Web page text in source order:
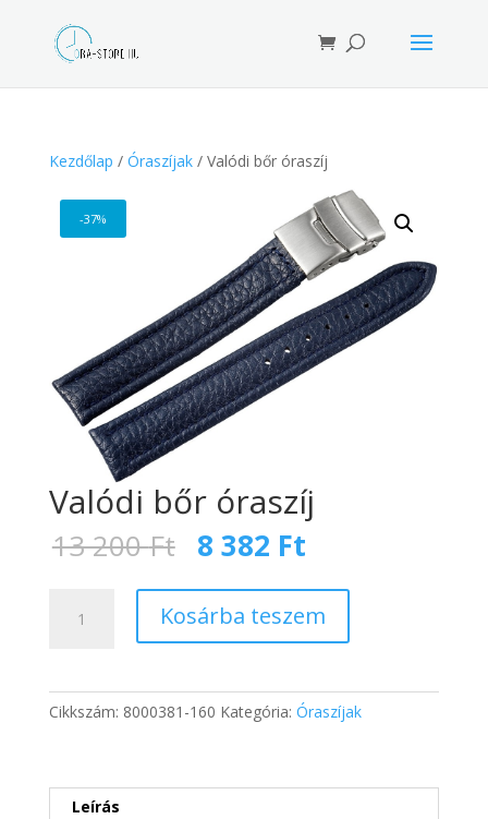
search
Kezdőlap / Óraszíjak/ Valódi bőr óraszíj
-37%
Valódi bőr óraszíj
13 200Ft Original
price
was:
13
200 Ft.
8 382 Ft
is:
8
382 Ft.
Kosárba teszem
Cikkszám: 8000381-160 Kategória: Óraszíjak
Leírás